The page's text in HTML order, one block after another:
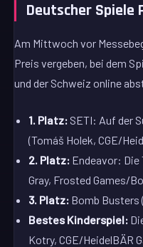
Deutscher Spiele
Am Mittwoch vor
Preis vergeben, bei dem
und der Schweiz online
1. Platz: SETI: Auf der
(Tomáš Holek, CGE/
2. Platz: Endeavor:
Gray, Frosted Games/
3. Platz: Bomb Busters
Bestes Kinderspiel:
Kotry, CGE/HeidelBÄR